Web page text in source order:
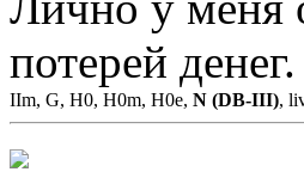
потерей
IIm, G, H0, H0m, H0e, N (DB-III),